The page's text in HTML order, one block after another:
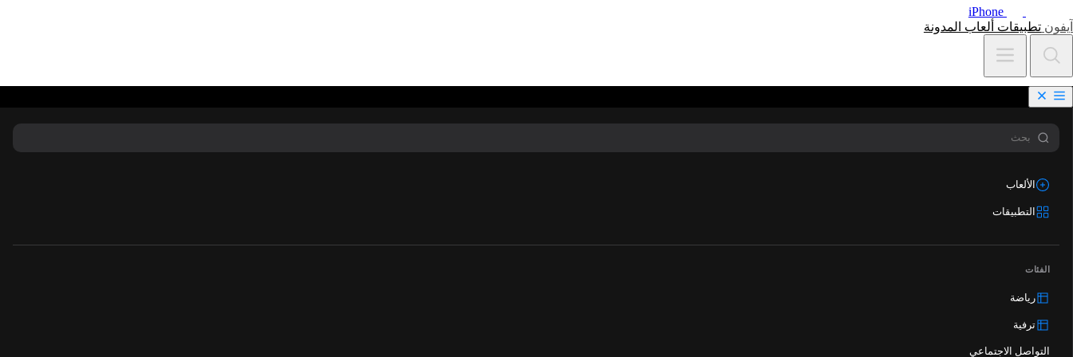
iPhone
آيفون تطبيقات ألعاب المدونة
الألعاب
التطبيقات
الفئات
رياضة
ترفية
التواصل الاجتماعي